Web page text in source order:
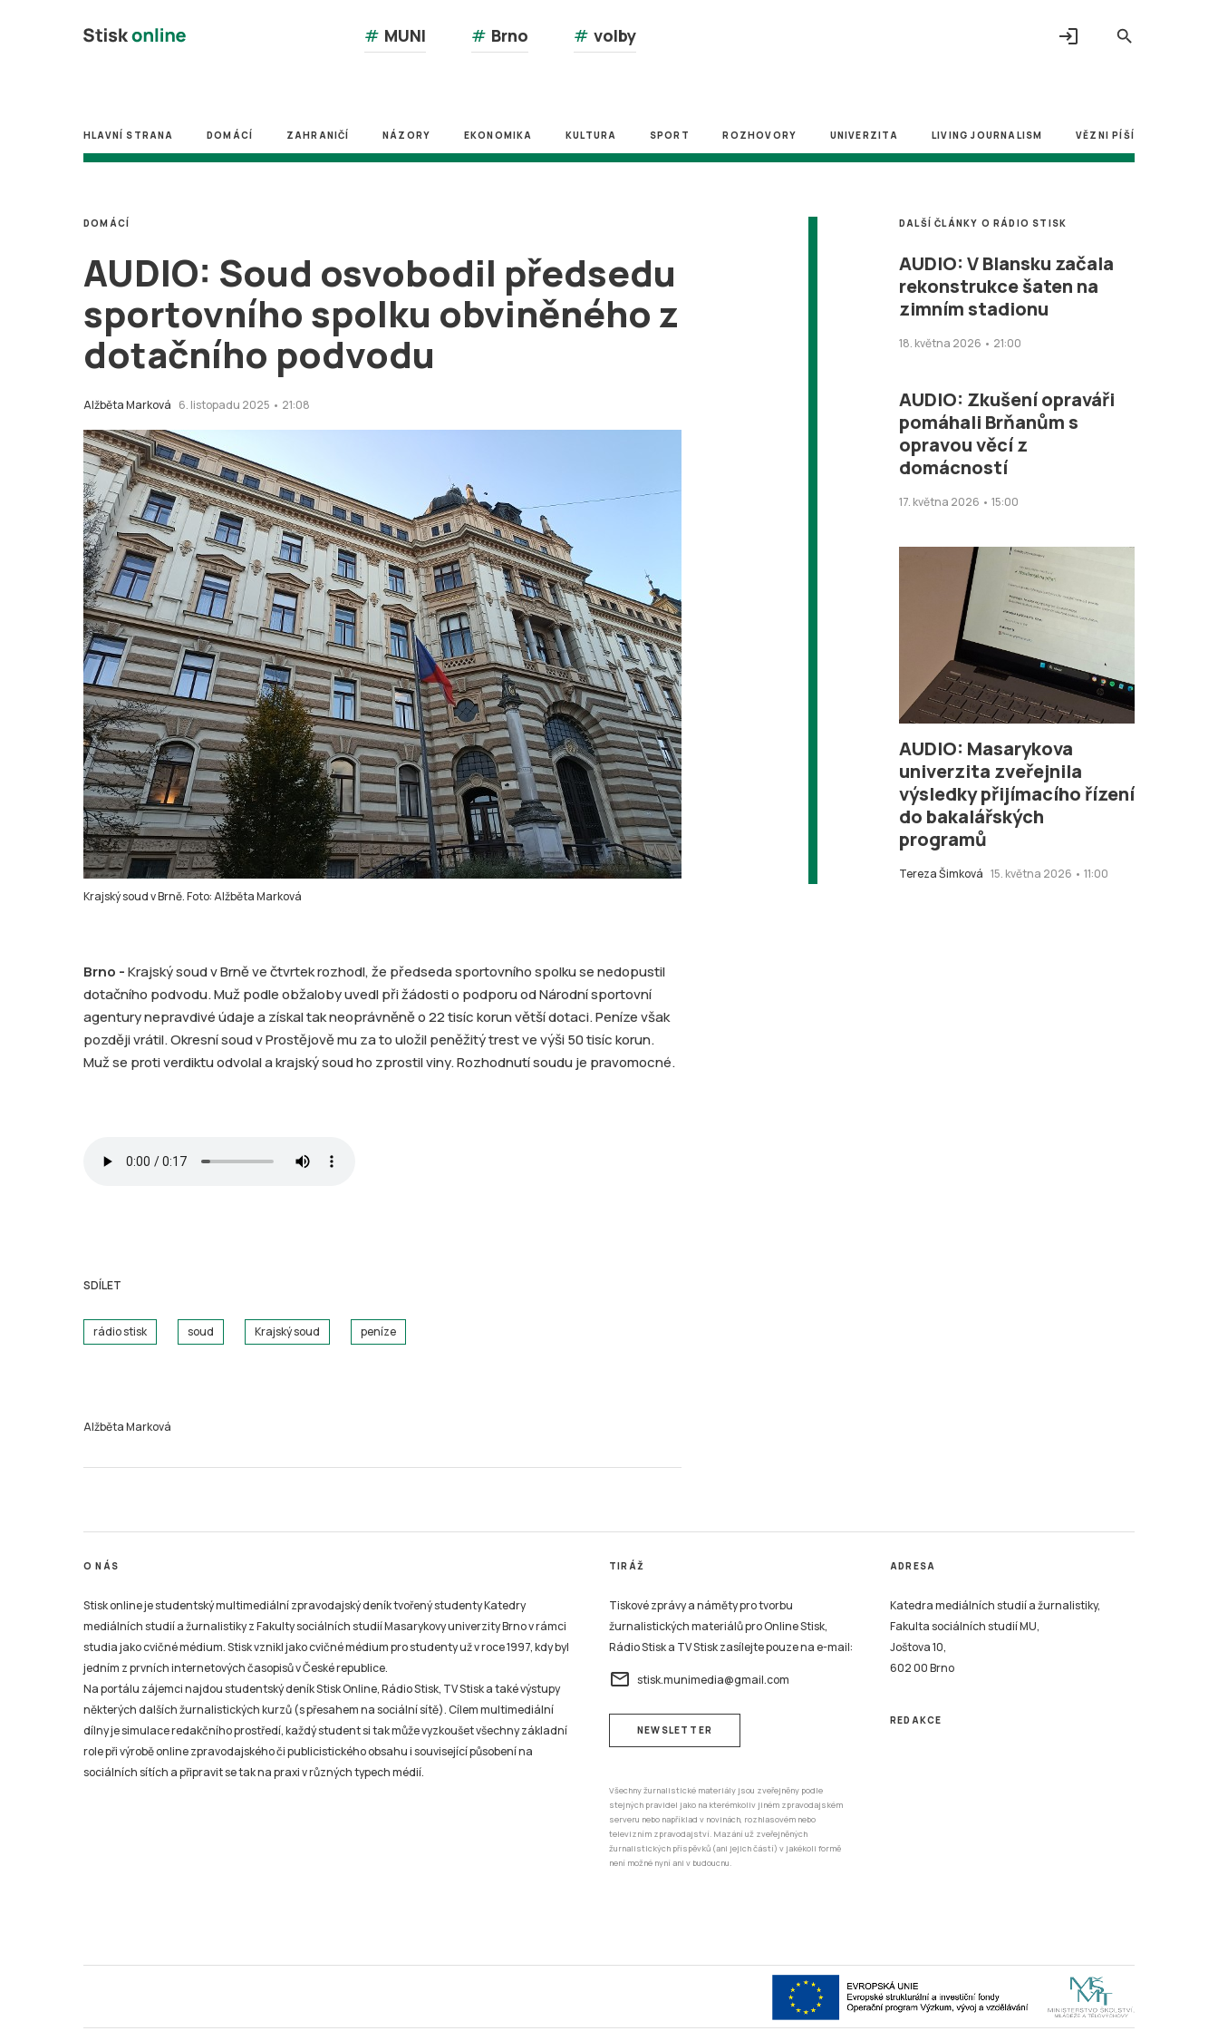
search
# MUNI # Brno # volby login
HLAVNÍ STRANA DOMÁCÍ ZAHRANIČÍ NÁZORY EKONOMIKA KULTURA SPORT ROZHOVORY UNIVERZITA LIVING JOURNALISM VĚZNI PÍŠÍ
AUDIO: Soud osvobodil předsedu
sportovního spolku obviněného z
dotačního podvodu
Alžběta Marková 6. listopadu 2025 • 21:08
DOMÁCÍ
Krajský soud v Brně. Foto: Alžběta Marková
Brno -Krajský soud v Brně ve čtvrtek rozhodl, že předseda sportovního spolku se nedopustil
dotačního podvodu. Muž podle obžaloby uvedl při žádosti o podporu od Národní sportovní
agentury nepravdivé údaje a získal tak neoprávněně o 22 tisíc korun větší dotaci. Peníze však
později vrátil. Okresní soud v Prostějově mu za to uložil peněžitý trest ve výši 50 tisíc korun.
Muž se proti verdiktu odvolal a krajský soud ho zprostil viny. Rozhodnutí soudu je pravomocné.
SDÍLET
rádio stisk soud Krajský soud peníze
Alžběta Marková
DALŠÍ ČLÁNKY O RÁDIO STISK
AUDIO: V Blansku začala
rekonstrukce šaten na
zimním stadionu
18. května 2026 • 21:00
AUDIO: Zkušení opraváři
pomáhali Brňanům s
opravou věcí z
domácností
17. května 2026 • 15:00
AUDIO: Masarykova
univerzita zveřejnila
výsledky přijímacího řízení
do bakalářských
programů
Tereza Šimková 15. května 2026 • 11:00
O NÁS
Stisk online je studentský multimediální zpravodajský deník tvořený studenty Katedry
mediálních studií a žurnalistiky z Fakulty sociálních studií Masarykovy univerzity Brno v rámci
studia jako cvičné médium. Stisk vznikl jako cvičné médium pro studenty už v roce 1997, kdy byl
jedním z prvních internetových časopisů v České republice.
Na portálu zájemci najdou studentský deník Stisk Online, Rádio Stisk, TV Stisk a také výstupy
některých dalších žurnalistických kurzů (s přesahem na sociální sítě). Cílem multimediální
dílny je simulace redakčního prostředí, každý student si tak může vyzkoušet všechny základní
role při výrobě online zpravodajského či publicistického obsahu i související působení na
sociálních sítích a připravit se tak na praxi v různých typech médií.
TIRÁŽ
Tiskové zprávy a náměty pro tvorbu
žurnalistických materiálů pro Online Stisk,
Rádio Stisk a TV Stisk zasílejte pouze na e-mail:
email stisk.munimedia@gmail.com
NEWSLETTER
Všechny žurnalistické materiály jsou zveřejněny podle
stejných pravidel jako na kterémkoliv jiném zpravodajském
serveru nebo například v novinách, rozhlasovém nebo
televizním zpravodajství. Mazání už zveřejněných
žurnalistických příspěvků (ani jejich částí) v jakékoli formě
není možné nyní ani v budoucnu.
ADRESA
Katedra mediálních studií a žurnalistiky,
Fakulta sociálních studií MU,
Joštova 10,
602 00 Brno
REDAKCE